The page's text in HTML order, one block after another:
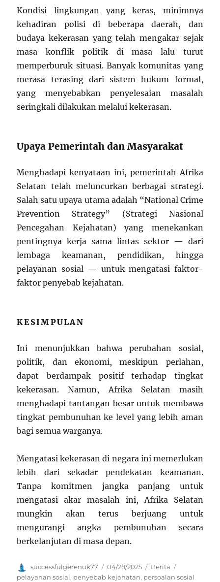
Kondisi lingkungan yang keras, minimnya
kehadiran polisi di beberapa daerah, dan
budaya kekerasan yang telah mengakar sejak
masa konflik politik di masa lalu turut
memperburuk situasi. Banyak komunitas yang
merasa terasing dari sistem hukum formal,
yang menyebabkan penyelesaian masalah
seringkali dilakukan melalui kekerasan.
Upaya Pemerintah dan Masyarakat
Menghadapi kenyataan ini, pemerintah Afrika
Selatan telah meluncurkan berbagai strategi.
Salah satu upaya utama adalah “National Crime
Prevention Strategy” (Strategi Nasional
Pencegahan Kejahatan) yang menekankan
pentingnya kerja sama lintas sektor — dari
lembaga keamanan, pendidikan, hingga
pelayanan sosial — untuk mengatasi faktor-
faktor penyebab kejahatan.
KESIMPULAN
Ini menunjukkan bahwa perubahan sosial,
politik, dan ekonomi, meskipun perlahan,
dapat berdampak positif terhadap tingkat
kekerasan. Namun, Afrika Selatan masih
menghadapi tantangan besar untuk membawa
tingkat pembunuhan ke level yang lebih aman
bagi semua warganya.
Mengatasi kekerasan di negara ini memerlukan
lebih dari sekadar pendekatan keamanan.
Tanpa komitmen jangka panjang untuk
mengatasi akar masalah ini, Afrika Selatan
mungkin akan terus berjuang untuk
mengurangi angka pembunuhan secara
berkelanjutan di masa depan.
Author
successfulgerenuk77
Posted
on
04/28/2025 Categories
Berita
pelayanan sosial, penyebab kejahatan, persoalan sosial